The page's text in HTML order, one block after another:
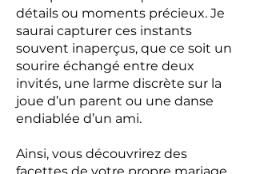
détails ou moments précieux. Je
saurai capturer ces instants
souvent inaperçus, que ce soit un
sourire échangé entre deux
invités, une larme discrète sur la
joue d’un parent ou une danse
endiablée d’un ami.
Ainsi, vous découvrirez des